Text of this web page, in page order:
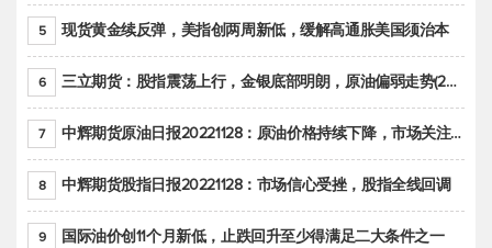
5 现货黄金续反弹，美指创两周新低，缓解高通胀美国须治本
6 三立期货：股指震荡上行，金银底部明朗，原油偏弱走势(20221128收评)
7 中辉期货原油日报20221128：原油价格持续下降，市场关注OPEC+新一轮产能政策
8 中辉期货股指日报20221128：市场信心受挫，股指全线回调
9 国际油价创11个月新低，止跌回升至少得满足二大条件之一